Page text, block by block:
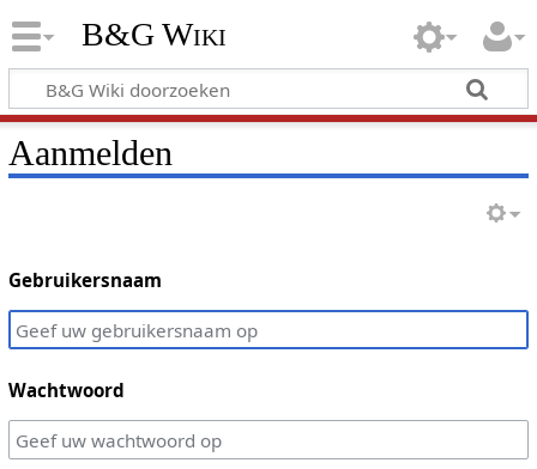
B&G Wiki
Aanmelden
Gebruikersnaam
Wachtwoord